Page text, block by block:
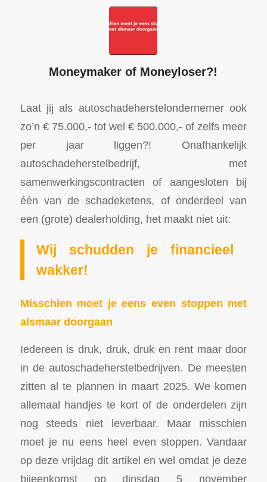
Moneymaker of Moneyloser?!
Laat jij als autoschadeherstelondernemer ook
zo’n € 75.000,- tot wel € 500.000,- of zelfs meer
per jaar liggen?! Onafhankelijk
autoschadeherstelbedrijf, met
samenwerkingscontracten of aangesloten bij
één van de schadeketens, of onderdeel van
een (grote) dealerholding, het maakt niet uit:
Wij schudden je financieel
wakker!
Misschien moet je eens even stoppen met
alsmaar doorgaan
Iedereen is druk, druk, druk en rent maar door
in de autoschadeherstelbedrijven. De meesten
zitten al te plannen in maart 2025. We komen
allemaal handjes te kort of de onderdelen zijn
nog steeds niet leverbaar. Maar misschien
moet je nu eens heel even stoppen. Vandaar
op deze vrijdag dit artikel en wel omdat je deze
bijeenkomst op dinsdag 5 november